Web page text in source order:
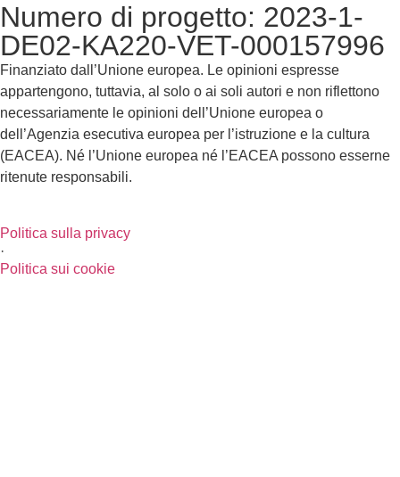
Numero di progetto: 2023-1-
DE02-KA220-VET-000157996
Finanziato dall’Unione europea. Le opinioni espresse
appartengono, tuttavia, al solo o ai soli autori e non riflettono
necessariamente le opinioni dell’Unione europea o
dell’Agenzia esecutiva europea per l’istruzione e la cultura
(EACEA). Né l’Unione europea né l’EACEA possono esserne
ritenute responsabili.
Politica sulla privacy
·
Politica sui cookie